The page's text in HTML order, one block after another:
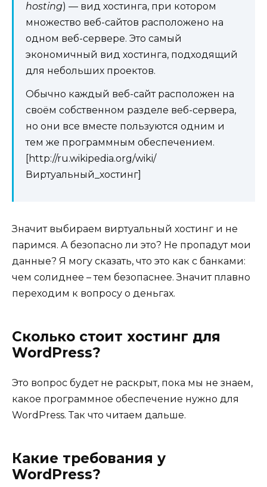
hosting) — вид хостинга, при котором
множество веб-сайтов расположено на
одном веб-сервере. Это самый
экономичный вид хостинга, подходящий
для небольших проектов.
Обычно каждый веб-сайт расположен на
своём собственном разделе веб-сервера,
но они все вместе пользуются одним и
тем же программным обеспечением.
[http://ru.wikipedia.org/wiki/
Виртуальный_хостинг]
Значит выбираем виртуальный хостинг и не
паримся. А безопасно ли это? Не пропадут мои
данные? Я могу сказать, что это как с банками:
чем солиднее – тем безопаснее. Значит плавно
переходим к вопросу о деньгах.
Сколько стоит хостинг для
WordPress?
Это вопрос будет не раскрыт, пока мы не знаем,
какое программное обеспечение нужно для
WordPress. Так что читаем дальше.
Какие требования у
WordPress?